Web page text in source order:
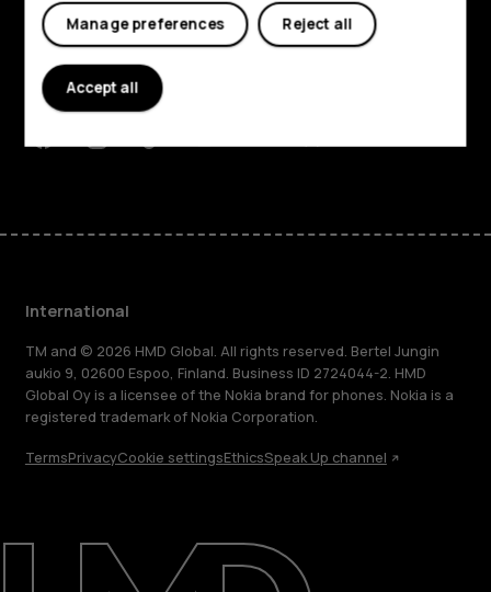
Repair, reuse, recycle
Sustainability
About
Planet and people
Support
FacebookInstagram
TiktokYoutubeLinkedinDiscord
International
TM and © 2026 HMD Global. All rights reserved. Bertel Jungin
aukio 9, 02600 Espoo, Finland. Business ID 2724044-2. HMD
Global Oy is a licensee of the Nokia brand for phones. Nokia is a
registered trademark of Nokia Corporation.
TermsPrivacyCookie settingsEthicsSpeak Up channel
Reject all
Manage preferences
Accept all